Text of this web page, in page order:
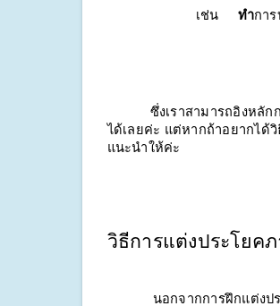
เช่น ทำกา
ซึ่งเราสามารถอิงหลั
ได้เลยค่ะ แต่หากถ้าอยากได้
แนะนำให้ค่ะ
วิธีการแต่งประโยค
นอกจากการฝึกแต่งประโย